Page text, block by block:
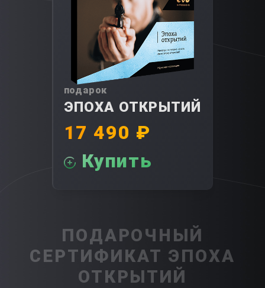
подарок
ЭПОХА ОТКРЫТИЙ
17 490 ₽
Купить
ПОДАРОЧНЫЙ
СЕРТИФИКАТ ЭПОХА
ОТКРЫТИЙ